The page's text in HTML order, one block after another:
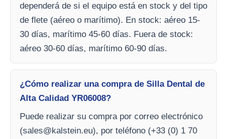
dependerá de si el equipo está en stock y del tipo
de flete (aéreo o marítimo). En stock: aéreo 15-
30 días, marítimo 45-60 días. Fuera de stock:
aéreo 30-60 días, marítimo 60-90 días.
¿Cómo realizar una compra de Silla Dental de
Alta Calidad YR06008?
Puede realizar su compra por correo electrónico
(sales@kalstein.eu), por teléfono (+33 (0) 1 70